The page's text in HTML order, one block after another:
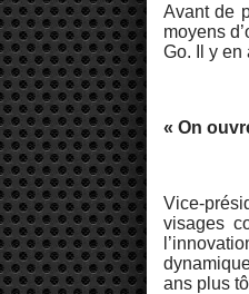
Avant de
moyens
Go. Il y en
« On
Vice-
visages
ans plus